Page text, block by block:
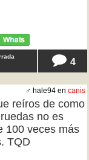
4
♂ hale94 en canis
reíros de como
no es
100 veces más
TQD